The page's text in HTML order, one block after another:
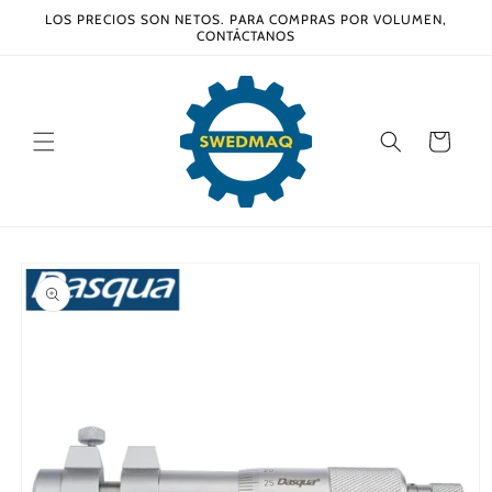
directamente
LOS PRECIOS SON NETOS. PARA COMPRAS POR VOLUMEN,
CONTÁCTANOS
Carrito
a la
información